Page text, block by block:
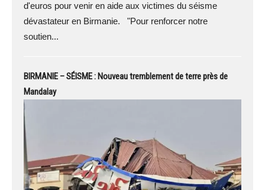
d'euros pour venir en aide aux victimes du séisme
dévastateur en Birmanie. "Pour renforcer notre
soutien...
BIRMANIE – SÉISME : Nouveau tremblement de terre près de
Mandalay